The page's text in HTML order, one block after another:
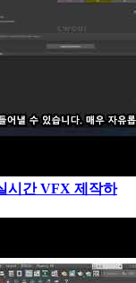
시간 VFX 제작하